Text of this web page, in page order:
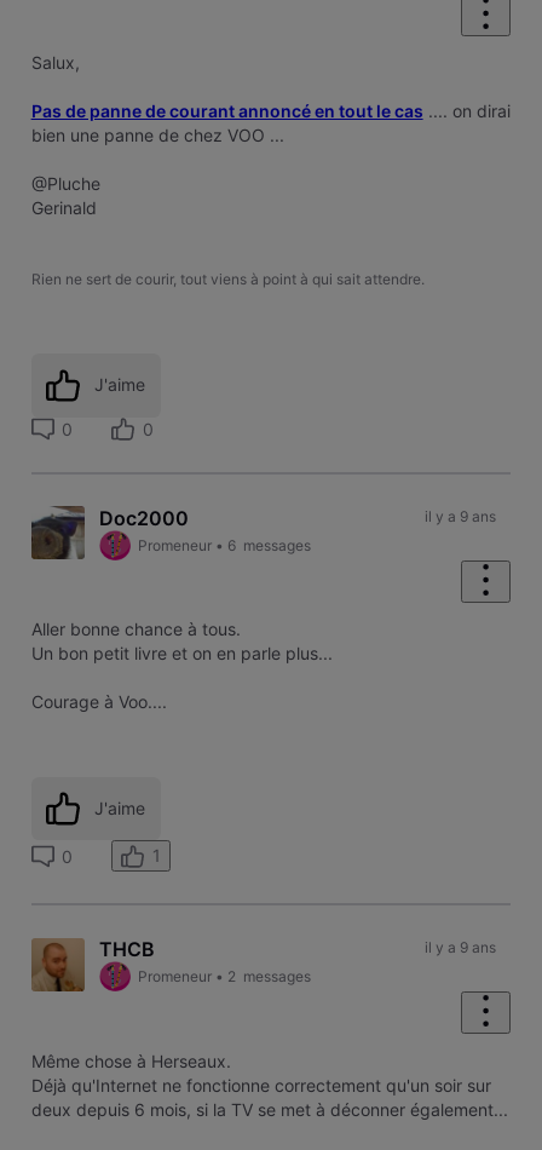
Salux,
Pas de panne de courant annoncé en tout le cas .... on dirai
bien une panne de chez VOO ...
@Pluche
Gerinald
Rien ne sert de courir, tout viens à point à qui sait attendre.
J'aime
0 0
Doc2000
Promeneur • 6 messages
il y a 9 ans
Aller bonne chance à tous.
Un bon petit livre et on en parle plus...
Courage à Voo....
J'aime
0 1
THCB
Promeneur • 2 messages
il y a 9 ans
Même chose à Herseaux.
Déjà qu'Internet ne fonctionne correctement​ qu'un soir sur
deux depuis 6 mois, si la TV se met à déconner également...